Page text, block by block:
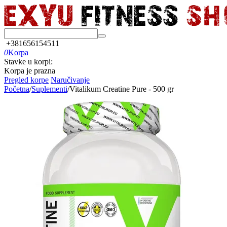
+381656154511
0Korpa
Stavke u korpi:
Korpa je prazna
Pregled korpe Naručivanje
Početna/Suplementi/Vitalikum Creatine Pure - 500 gr